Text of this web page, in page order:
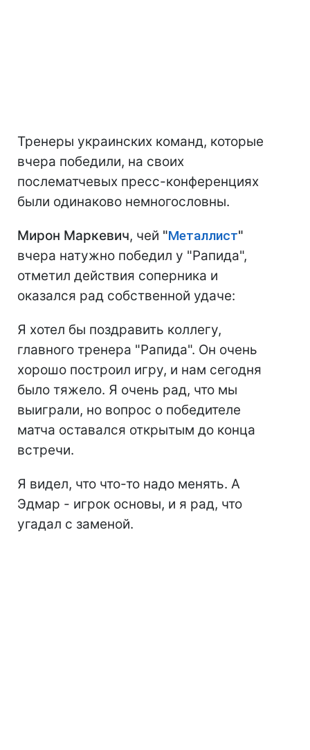
Тренеры украинских команд, которые
вчера победили, на своих
послематчевых пресс-конференциях
были одинаково немногословны.
Мирон Маркевич, чей "Металлист"
вчера натужно победил у "Рапида",
отметил действия соперника и
оказался рад собственной удаче:
Я хотел бы поздравить коллегу,
главного тренера "Рапида". Он очень
хорошо построил игру, и нам сегодня
было тяжело. Я очень рад, что мы
выиграли, но вопрос о победителе
матча оставался открытым до конца
встречи.
Я видел, что что-то надо менять. А
Эдмар - игрок основы, и я рад, что
угадал с заменой.